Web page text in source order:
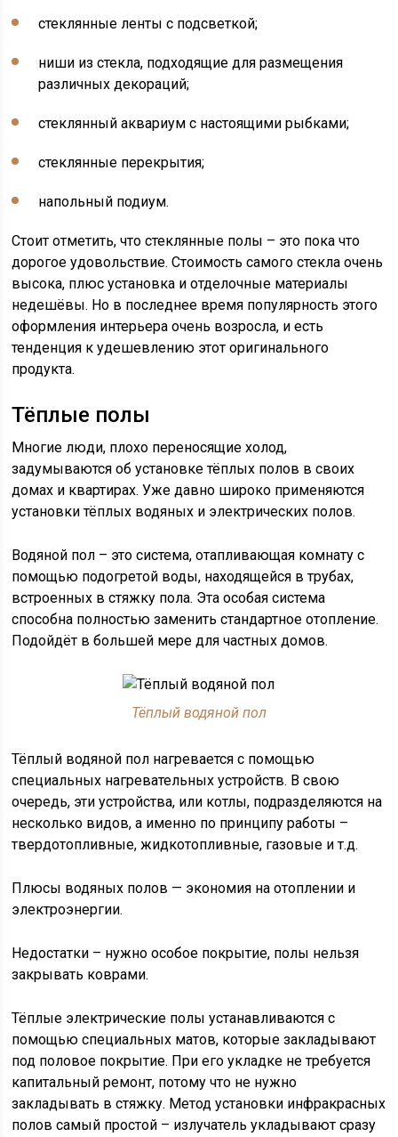
стеклянные ленты с подсветкой;
ниши из стекла, подходящие для размещения
различных декораций;
стеклянный аквариум с настоящими рыбками;
стеклянные перекрытия;
напольный подиум.
Стоит отметить, что стеклянные полы – это пока что
дорогое удовольствие. Стоимость самого стекла очень
высока, плюс установка и отделочные материалы
недешёвы. Но в последнее время популярность этого
оформления интерьера очень возросла, и есть
тенденция к удешевлению этот оригинального
продукта.
Тёплые полы
Многие люди, плохо переносящие холод,
задумываются об установке тёплых полов в своих
домах и квартирах. Уже давно широко применяются
установки тёплых водяных и электрических полов.
Водяной пол – это система, отапливающая комнату с
помощью подогретой воды, находящейся в трубах,
встроенных в стяжку пола. Эта особая система
способна полностью заменить стандартное отопление.
Подойдёт в большей мере для частных домов.
Тёплый водяной пол
Тёплый водяной пол нагревается с помощью
специальных нагревательных устройств. В свою
очередь, эти устройства, или котлы, подразделяются на
несколько видов, а именно по принципу работы –
твердотопливные, жидкотопливные, газовые и т.д.
Плюсы водяных полов — экономия на отоплении и
электроэнергии.
Недостатки – нужно особое покрытие, полы нельзя
закрывать коврами.
Тёплые электрические полы устанавливаются с
помощью специальных матов, которые закладывают
под половое покрытие. При его укладке не требуется
капитальный ремонт, потому что не нужно
закладывать в стяжку. Метод установки инфракрасных
полов самый простой – излучатель укладывают сразу